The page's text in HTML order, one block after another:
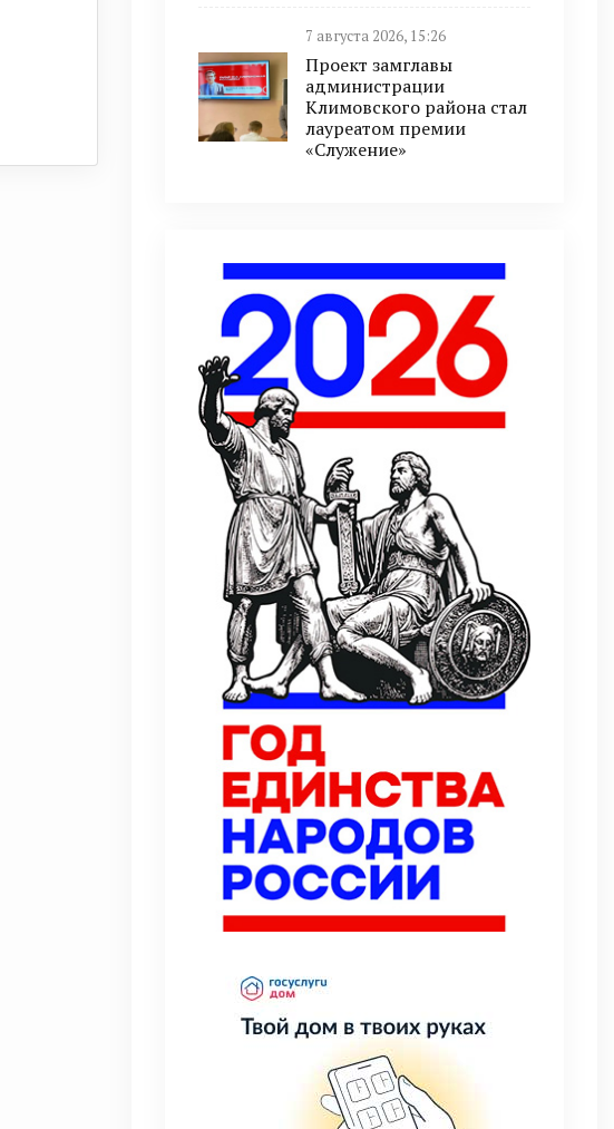
7 августа 2026, 15:26
Проект замглавы
администрации
Климовского района стал
лауреатом премии
«Служение»